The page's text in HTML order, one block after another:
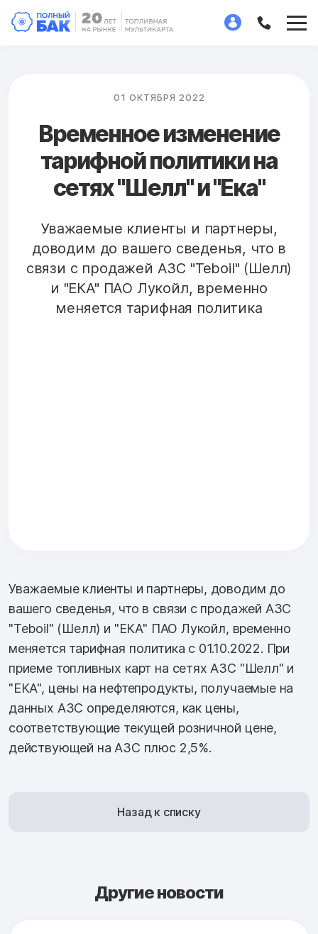
01 ОКТЯБРЯ 2022
Временное изменение
тарифной политики на
сетях "Шелл" и "Ека"
Уважаемые клиенты и партнеры,
доводим до вашего сведенья, что в
связи с продажей АЗС "Teboil" (Шелл)
и "ЕКА" ПАО Лукойл, временно
меняется тарифная политика
Уважаемые клиенты и партнеры, доводим до
вашего сведенья, что в связи с продажей АЗС
"Teboil" (Шелл) и "ЕКА" ПАО Лукойл, временно
меняется тарифная политика с 01.10.2022. При
приеме топливных карт на сетях АЗС "Шелл" и
"ЕКА", цены на нефтепродукты, получаемые на
данных АЗС определяются, как цены,
соответствующие текущей розничной цене,
действующей на АЗС плюс 2,5%.
Назад к списку
Другие новости